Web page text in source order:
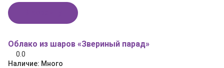
Облако из шаров «Звериный парад»
0.0
Наличие: Много